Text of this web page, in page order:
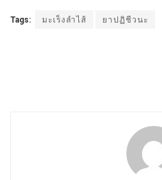
Tags: มะเร็งลำไส้ ยาปฏิชีวนะ